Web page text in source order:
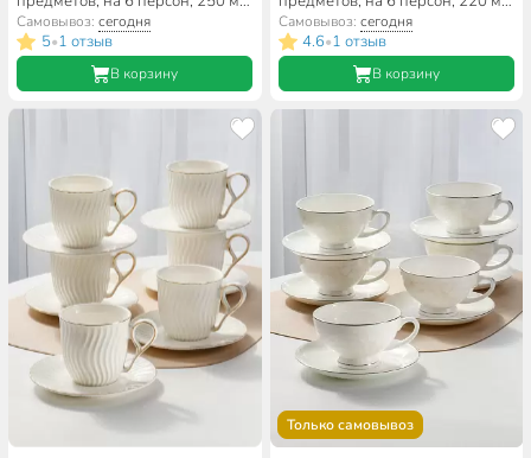
Lefard, Душа Прованса, 358-
2225, подарочная упаковка
Самовывоз:сегодня
5•1 отзыв
В корзину
графит, Монохром, B060506
Самовывоз: сегодня
4.6•1 отзыв
В корзину
Только самовывоз